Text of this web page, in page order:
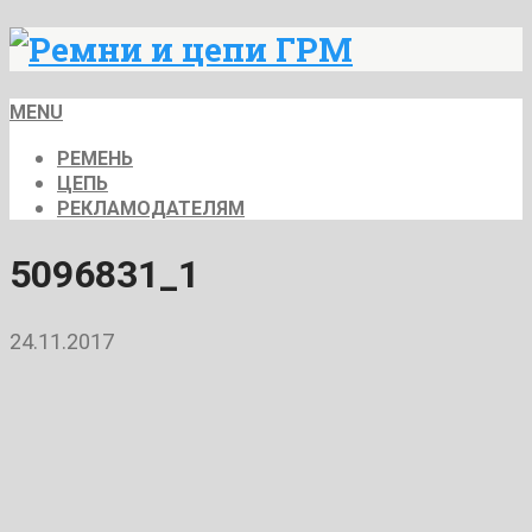
MENU
РЕМЕНЬ
ЦЕПЬ
РЕКЛАМОДАТЕЛЯМ
5096831_1
24.11.2017